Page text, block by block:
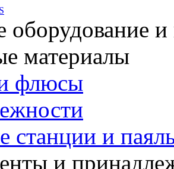
оборудование
материалы
флюсы
станции и
и